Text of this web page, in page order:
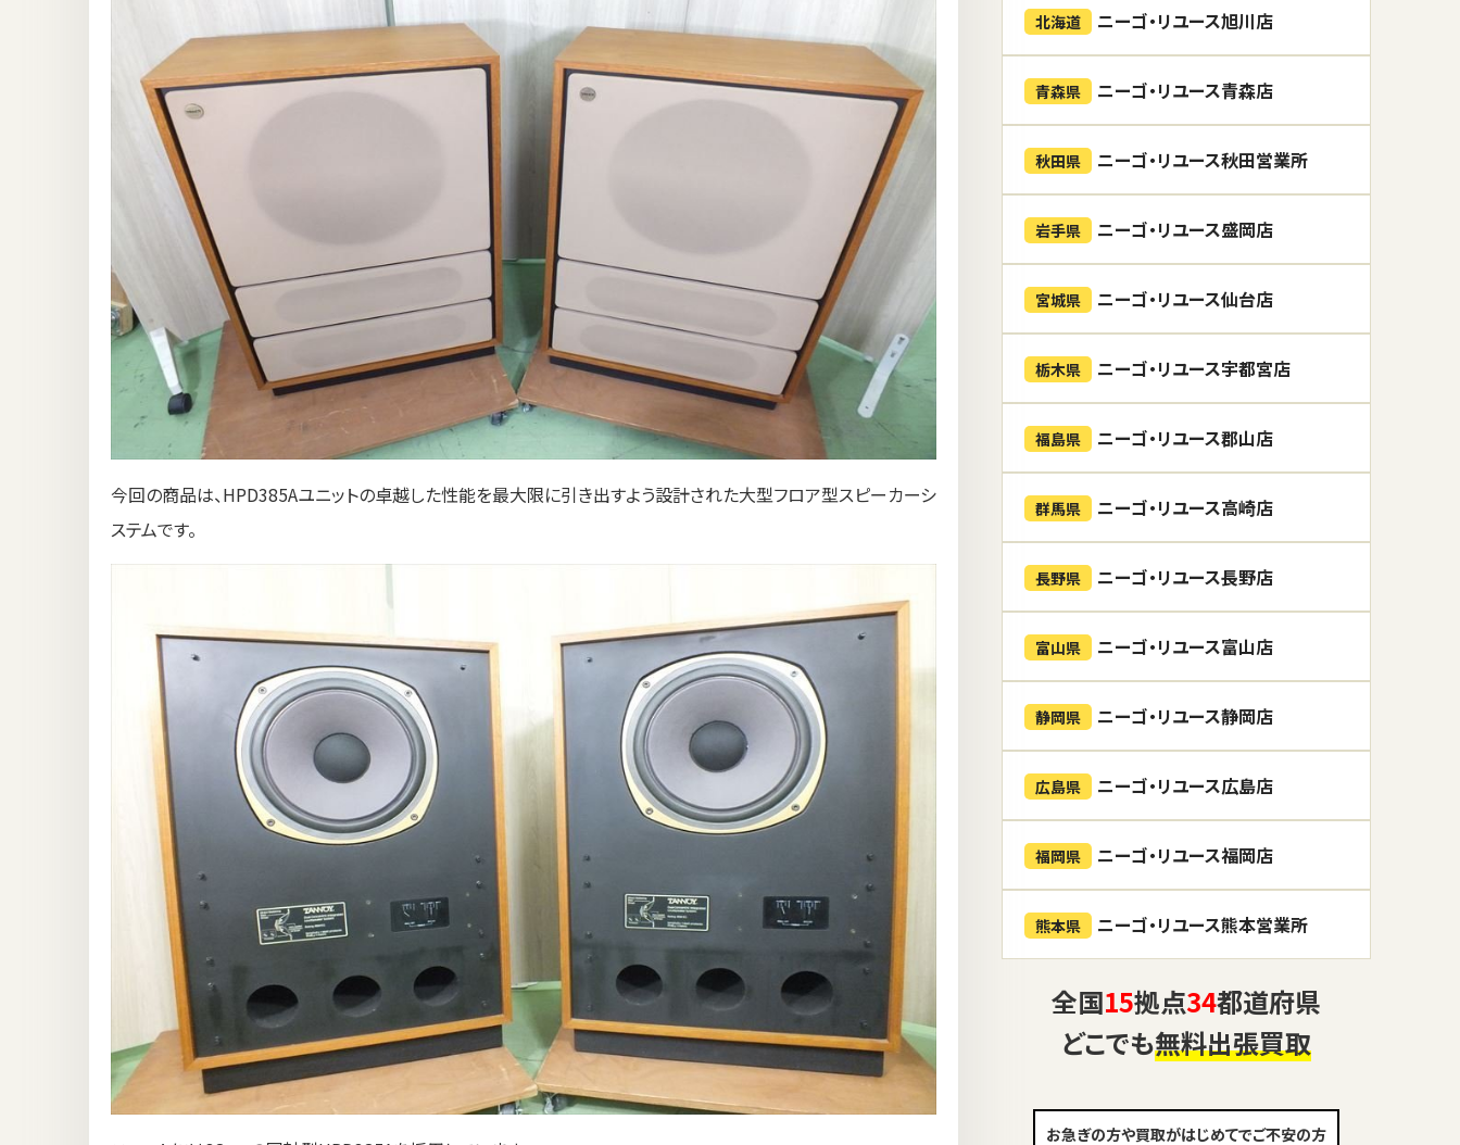
今回の商品は、HPD385Aユニットの卓越した性能を最大限に引き出すよう設計された大型フロア型スピーカーシ
ステムです。
北海道 ニーゴ・リユース旭川店
青森県 ニーゴ・リユース青森店
秋田県 ニーゴ・リユース秋田営業所
岩手県 ニーゴ・リユース盛岡店
宮城県 ニーゴ・リユース仙台店
栃木県 ニーゴ・リユース宇都宮店
福島県 ニーゴ・リユース郡山店
群馬県 ニーゴ・リユース高崎店
長野県 ニーゴ・リユース長野店
富山県 ニーゴ・リユース富山店
静岡県 ニーゴ・リユース静岡店
広島県 ニーゴ・リユース広島店
福岡県 ニーゴ・リユース福岡店
熊本県 ニーゴ・リユース熊本営業所
全国15拠点34都道府県
どこでも無料出張買取
お急ぎの方や買取がはじめてでご不安の方